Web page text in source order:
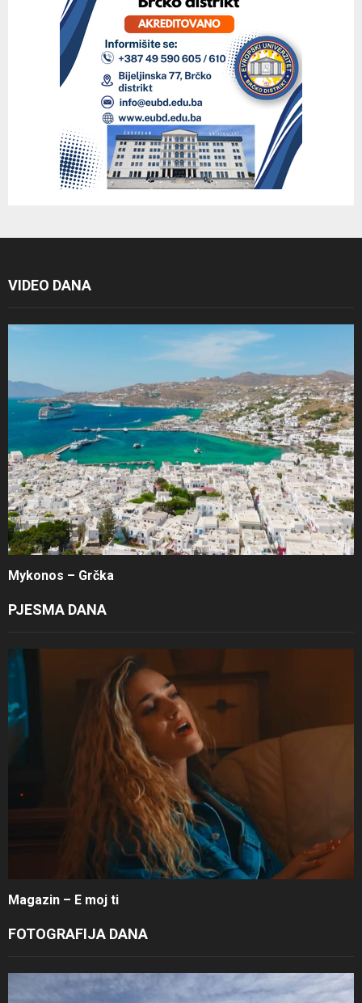
VIDEO DANA
Mykonos – Grčka
PJESMA DANA
Magazin – E moj ti
FOTOGRAFIJA DANA